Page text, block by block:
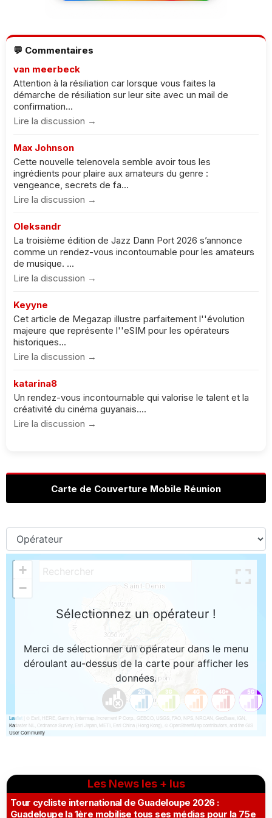
💬 Commentaires
van meerbeck
Attention à la résiliation car lorsque vous faites la
démarche de résiliation sur leur site avec un mail de
confirmation...
Lire la discussion →
Max Johnson
Cette nouvelle telenovela semble avoir tous les
ingrédients pour plaire aux amateurs du genre :
vengeance, secrets de fa...
Lire la discussion →
Oleksandr
La troisième édition de Jazz Dann Port 2026 s’annonce
comme un rendez-vous incontournable pour les amateurs
de musique. ...
Lire la discussion →
Keyyne
Cet article de Megazap illustre parfaitement l''évolution
majeure que représente l''eSIM pour les opérateurs
historiques...
Lire la discussion →
katarina8
Un rendez-vous incontournable qui valorise le talent et la
créativité du cinéma guyanais....
Lire la discussion →
Carte de Couverture Mobile Réunion
Les News les + lus
Tour cycliste international de Guadeloupe 2026 :
Guadeloupe la 1ère mobilise tous ses médias pour la 75e